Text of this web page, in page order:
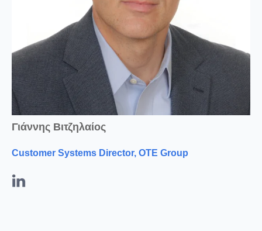
Γιάννης Βιτζηλαίος
Customer Systems Director, OTE Group